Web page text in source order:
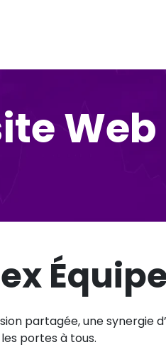
partagée, une synergie
portes à tous.